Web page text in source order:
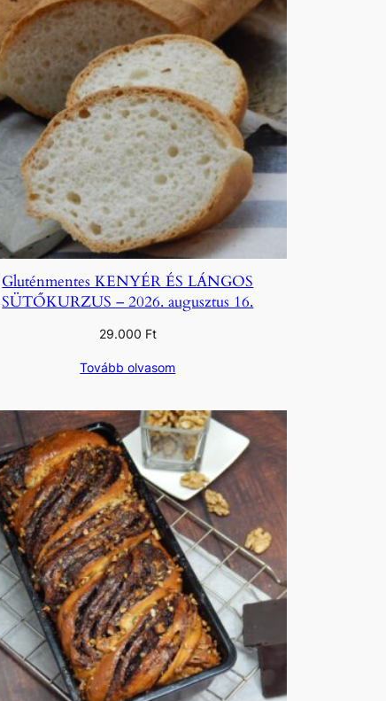
Gluténmentes KENYÉR ÉS LÁNGOS
SÜTŐKURZUS – 2026. augusztus 16.
29.000 Ft
Tovább olvasom